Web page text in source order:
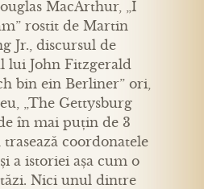
MacArthur, „I
rostit de Martin
Jr., discursul de
lui John Fitzgerald
bin ein Berliner” ori,
„The Gettysburg
în mai puțin de 3
coordonatele
a istoriei așa cum o
Nici unul dintre